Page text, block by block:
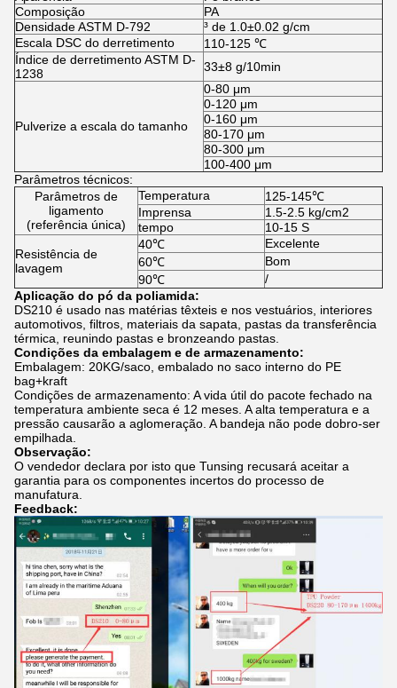
Composição
PA
Densidade ASTM D-792
³ de 1.0±0.02 g/cm
Escala DSC do derretimento
110-125 ℃
Índice de derretimento ASTM D-
1238
33±8 g/10min
Pulverize a escala do tamanho
0-80 μm
0-120 μm
0-160 μm
80-170 μm
80-300 μm
100-400 μm
Parâmetros técnicos:
Parâmetros de
ligamento
(referência única)
Temperatura
125-145℃
Imprensa
1.5-2.5 kg/cm2
tempo
10-15 S
Resistência de
lavagem
40℃
Excelente
60℃
Bom
90℃
/
Aplicação do pó da poliamida:
DS210 é usado nas matérias têxteis e nos vestuários, interiores
automotivos, filtros, materiais da sapata, pastas da transferência
térmica, reunindo pastas e bronzeando pastas.
Condições da embalagem e de armazenamento:
Embalagem: 20KG/saco, embalado no saco interno do PE
bag+kraft
Condições de armazenamento: A vida útil do pacote fechado na
temperatura ambiente seca é 12 meses. A alta temperatura e a
pressão causarão a aglomeração. A bandeja não pode dobro-ser
empilhada.
Observação:
O vendedor declara por isto que Tunsing recusará aceitar a
garantia para os componentes incertos do processo de
manufatura.
Feedback: